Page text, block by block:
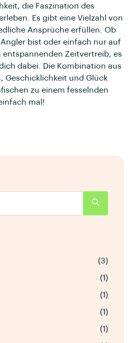
die Faszination des
Es gibt eine Vielzahl von
Ansprüche erfüllen. Ob
bist oder einfach nur auf
entspannenden Zeitvertreib, es
dabei. Die Kombination aus
Geschicklichkeit und Glück
zu einem fesselnden
mal!
(3)
(1)
(1)
(1)
(1)